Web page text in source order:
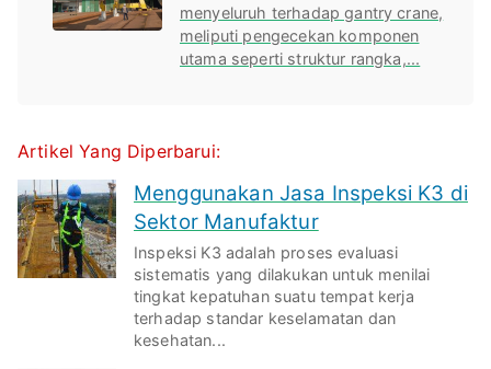
menyeluruh terhadap gantry crane,
meliputi pengecekan komponen
utama seperti struktur rangka,...
Artikel Yang Diperbarui:
Menggunakan Jasa Inspeksi K3 di
Sektor Manufaktur
Inspeksi K3 adalah proses evaluasi
sistematis yang dilakukan untuk menilai
tingkat kepatuhan suatu tempat kerja
terhadap standar keselamatan dan
kesehatan...